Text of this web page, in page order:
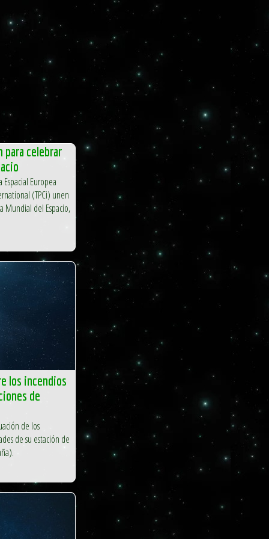
para celebrar
Espacial Europea
(TPCi) unen
Mundial del Espacio,
los incendios
de
de los
de su estación de